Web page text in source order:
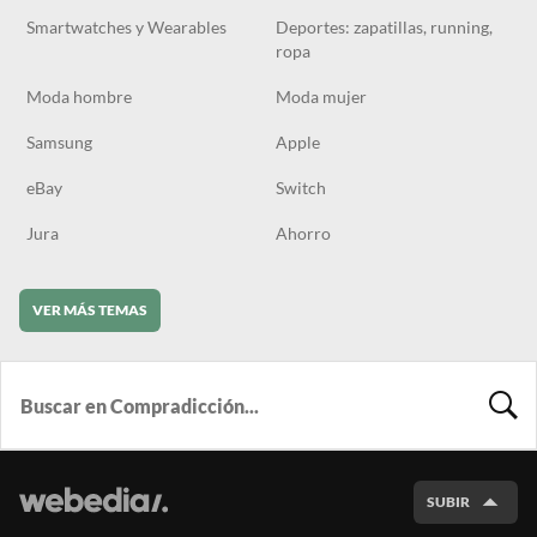
Smartwatches y Wearables
Deportes: zapatillas, running,
ropa
Moda hombre Moda mujer
Samsung Apple
eBay Switch
Jura Ahorro
VER MÁS TEMAS
SUBIR